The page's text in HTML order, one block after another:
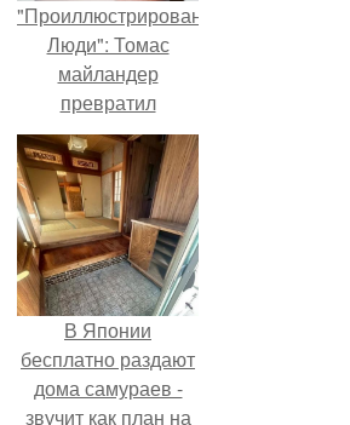
"Проиллюстрированные
Люди": Томас
майландер
превратил
солнечные ожоги в
арт - объект.
В Японии
бесплатно раздают
дома самураев -
звучит как план на